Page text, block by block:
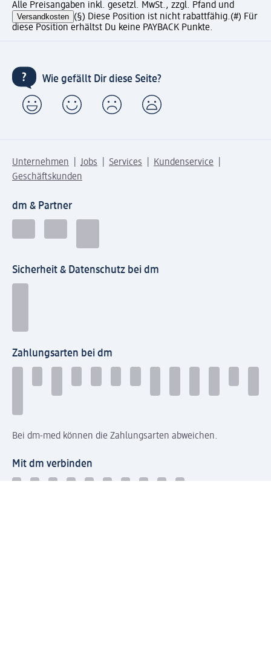
Alle Preisangaben inkl. gesetzl. MwSt., zzgl. Pfand und
Versandkosten (§) Diese Position ist nicht rabattfähig.(#) Für
diese Position erhältst Du keine PAYBACK Punkte.
Wie gefällt Dir diese Seite?
Unternehmen Jobs Services
Kundenservice
Geschäftskunden
dm & Partner
Sicherheit & Datenschutz bei dm
Zahlungsarten bei dm
Bei dm-med können die Zahlungsarten abweichen.
Mit dm verbinden